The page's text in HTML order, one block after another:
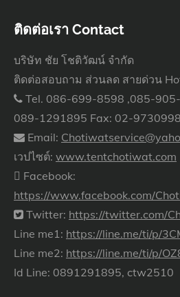
ติดต่อเรา Contact
บริษัท ชัย โชติวัฒน์ จำกัด
ติดต่อสอบถาม ส่วนลด สายด่วน
Tel. 086-699-8598 ,085-
089-1291895 Fax: 02-9730998
Email:
เวปไซต์: www.tentchotiwat.com
Facebook:
https://www.facebook.com/
Twitter: https://twitter.com/
Line me1: https://line.me/ti/p/
Line me2: https://line.me/ti/p/
Id Line: 0891291895, ctw2510